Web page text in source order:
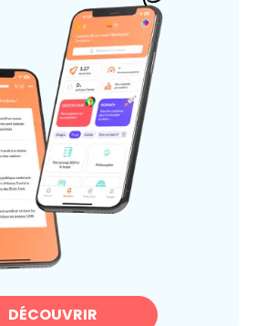
DÉCOUVRIR